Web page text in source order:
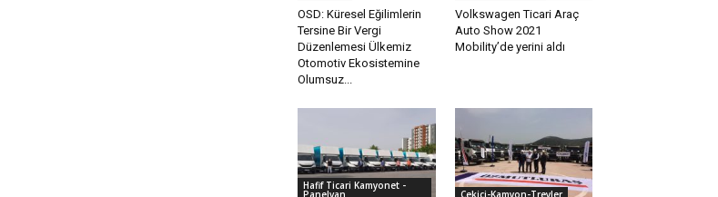
OSD: Küresel Eğilimlerin
Tersine Bir Vergi
Düzenlemesi Ülkemiz
Otomotiv Ekosistemine
Olumsuz...
Volkswagen Ticari Araç
Auto Show 2021
Mobility’de yerini aldı
Hafif Ticari Kamyonet -